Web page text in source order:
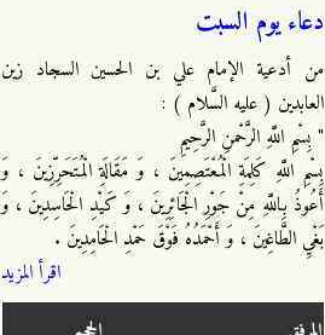
دعاء يوم السبت
من أدعية الإمام علي بن الحسين السجاد زين
العابدين ( عليه السَّلام ) :
" بِسْمِ اللَّهِ الرَّحْمنِ الرَّحِيمِ
بِسْمِ اللَّهِ كَلِمَةِ الْمُعْتَصِمِينَ ، وَ مَقَالَةِ الْمُتَحَرِّزِينَ ، وَ
أَعُوذُ بِاللَّهِ مِنْ جَوْرِ الْجَائِرِينَ ، وَ كَيْدِ الْحَاسِدِينَ ، وَ
بَغْيِ الطَّاغِينَ ، وَ أَحْمَدُهُ فَوْقَ حَمْدِ الْحَامِدِينَ .
اقرأ المزيد